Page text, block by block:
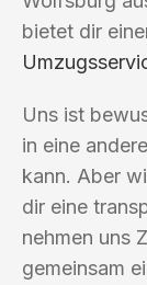
bietet dir
Uns ist
in eine
kann. Aber
dir eine
nehmen uns
gemeinsam